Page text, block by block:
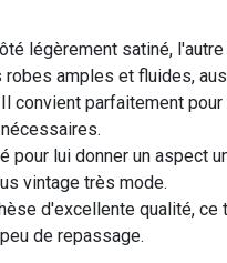
légèrement satiné,
amples et fluides,
Il convient parfaitement
pour lui donner un aspect
vintage très mode.
d'excellente qualité,
de repassage.